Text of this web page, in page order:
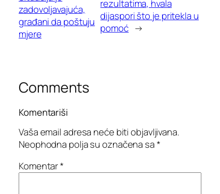
zadovoljavajuća,
građani da poštuju
mjere
rezultatima, hvala
dijaspori što je pritekla u
pomoć →
Comments
Komentariši
Vaša email adresa neće biti objavljivana.
Neophodna polja su označena sa*
Komentar*